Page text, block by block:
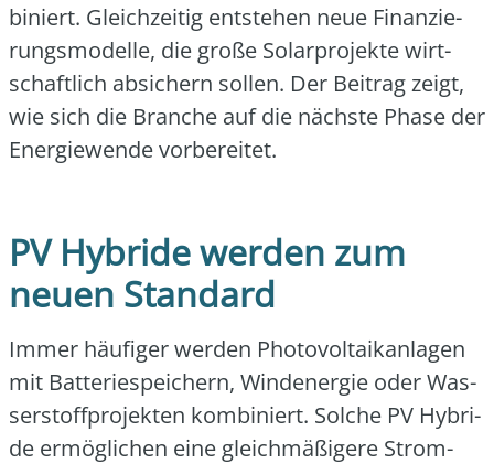
bi­niert. Gleich­zei­tig ent­ste­hen neue Finan­zie­
rungs­mo­del­le, die gro­ße Solar­pro­jek­te wirt­
schaft­lich absi­chern sol­len. Der Bei­trag zeigt,
wie sich die Bran­che auf die nächs­te Pha­se der
Ener­gie­wen­de vor­be­rei­tet.
PV Hybride werden zum
neuen Standard
Immer häu­fi­ger wer­den Pho­to­vol­ta­ik­an­la­gen
mit Bat­te­rie­spei­chern, Wind­ener­gie oder Was­
ser­stoff­pro­jek­ten kom­bi­niert. Sol­che PV Hybri­
de ermög­li­chen eine gleich­mä­ßi­ge­re Strom­